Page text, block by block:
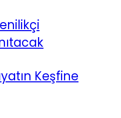
Keşfine